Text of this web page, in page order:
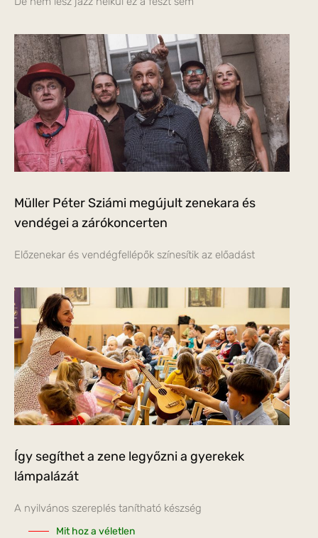
Müller Péter Sziámi megújult zenekara és
vendégei a zárókoncerten
Előzenekar és vendégfellépők színesítik az előadást
Így segíthet a zene legyőzni a gyerekek
lámpalázát
A nyilvános szereplés tanítható készség
Mit hoz a véletlen